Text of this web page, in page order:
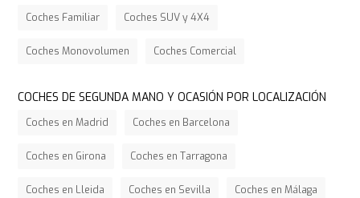
Coches Familiar Coches SUV y 4X4
Coches Monovolumen Coches Comercial
COCHES DE SEGUNDA MANO Y OCASIÓN POR LOCALIZACIÓN
Coches en Madrid Coches en Barcelona
Coches en Girona Coches en Tarragona
Coches en Lleida Coches en Sevilla Coches en Málaga